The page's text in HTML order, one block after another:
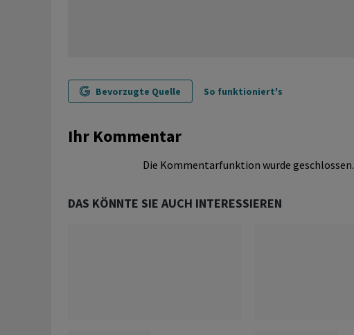
Bevorzugte Quelle So funktioniert's
Ihr Kommentar
Die Kommentarfunktion wurde geschlossen.
DAS KÖNNTE SIE AUCH INTERESSIEREN